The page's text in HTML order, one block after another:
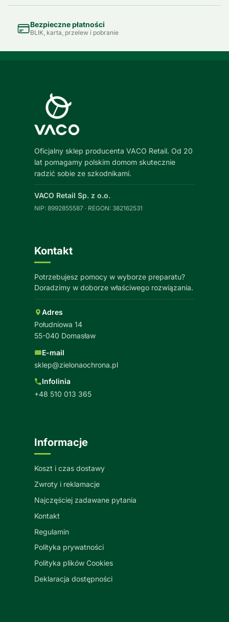
Bezpieczne płatności
BLIK, karta, przelew i pobranie
Oficjalny sklep producenta VACO Retail. Od 20
lat pomagamy polskim domom skutecznie
radzić sobie ze szkodnikami.
VACO Retail Sp. z o.o.
NIP: 8992855587 · REGON: 382162531
Kontakt
Potrzebujesz pomocy w wyborze preparatu?
Doradzimy w doborze właściwego rozwiązania.
Adres
Południowa 14
55-040 Domasław
E-mail
sklep@zielonaochrona.pl
Infolinia
+48 510 013 365
Informacje
Koszt i czas dostawy
Zwroty i reklamacje
Najczęściej zadawane pytania
Kontakt
Regulamin
Polityka prywatności
Polityka plików Cookies
Deklaracja dostępności